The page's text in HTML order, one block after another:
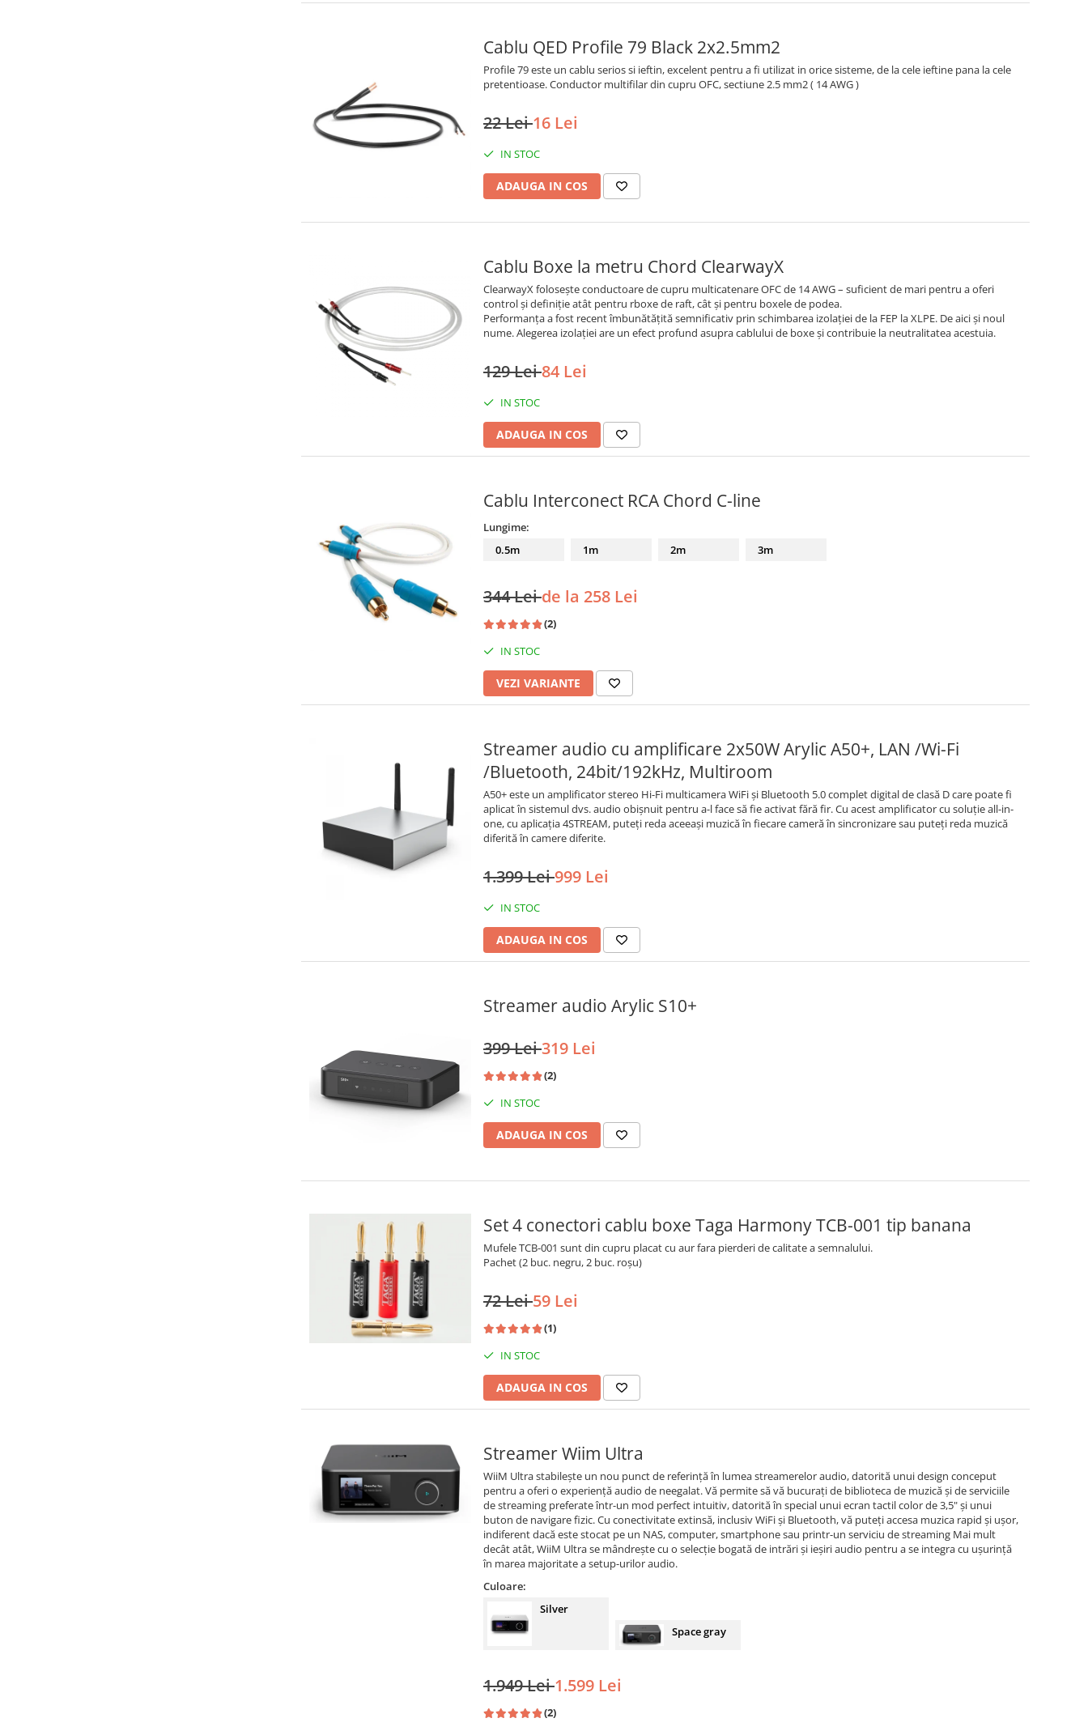
Cablu QED Profile 79 Black 2x2.5mm2
Profile 79 este un cablu serios si ieftin, excelent pentru a fi utilizat in orice sisteme, de la cele ieftine pana la cele
pretentioase. Conductor multifilar din cupru OFC, sectiune 2.5 mm2 ( 14 AWG )
22 Lei16 Lei
IN STOC
ADAUGA IN COS
Cablu Boxe la metru Chord ClearwayX
ClearwayX folosește conductoare de cupru multicatenare OFC de 14 AWG – suficient de mari pentru a oferi
control și definiție atât pentru rboxe de raft, cât și pentru boxele de podea.
Performanța a fost recent îmbunătățită semnificativ prin schimbarea izolației de la FEP la XLPE. De aici și noul
nume. Alegerea izolației are un efect profund asupra cablului de boxe și contribuie la neutralitatea acestuia.
129 Lei84 Lei
IN STOC
ADAUGA IN COS
Cablu Interconect RCA Chord C-line
Lungime:
0.5m
1m 2m 3m
344 Leide la 258 Lei
(2)
IN STOC
VEZI VARIANTE
Streamer audio cu amplificare 2x50W Arylic A50+, LAN /Wi-Fi
/Bluetooth, 24bit/192kHz, Multiroom
A50+ este un amplificator stereo Hi-Fi multicamera WiFi și Bluetooth 5.0 complet digital de clasă D care poate fi
aplicat în sistemul dvs. audio obișnuit pentru a-l face să fie activat fără fir. Cu acest amplificator cu soluție all-in-
one, cu aplicația 4STREAM, puteți reda aceeași muzică în fiecare cameră în sincronizare sau puteți reda muzică
diferită în camere diferite.
1.399 Lei999 Lei
IN STOC
ADAUGA IN COS
Streamer audio Arylic S10+
399 Lei319 Lei
(2)
IN STOC
ADAUGA IN COS
Set 4 conectori cablu boxe Taga Harmony TCB-001 tip banana
Mufele TCB-001 sunt din cupru placat cu aur fara pierderi de calitate a semnalului.
Pachet (2 buc. negru, 2 buc. roșu)
72 Lei59 Lei
(1)
IN STOC
ADAUGA IN COS
Streamer Wiim Ultra
WiiM Ultra stabilește un nou punct de referință în lumea streamerelor audio, datorită unui design conceput
pentru a oferi o experiență audio de neegalat. Vă permite să vă bucurați de biblioteca de muzică și de serviciile
de streaming preferate într-un mod perfect intuitiv, datorită în special unui ecran tactil color de 3,5" și unui
buton de navigare fizic. Cu conectivitate extinsă, inclusiv WiFi și Bluetooth, vă puteți accesa muzica rapid și ușor,
indiferent dacă este stocat pe un NAS, computer, smartphone sau printr-un serviciu de streaming Mai mult
decât atât, WiiM Ultra se mândrește cu o selecție bogată de intrări și ieșiri audio pentru a se integra cu ușurință
în marea majoritate a setup-urilor audio.
Culoare:
Silver
Space gray
1.949 Lei1.599 Lei
(2)